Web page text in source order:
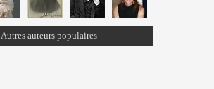
Autres auteurs populaires